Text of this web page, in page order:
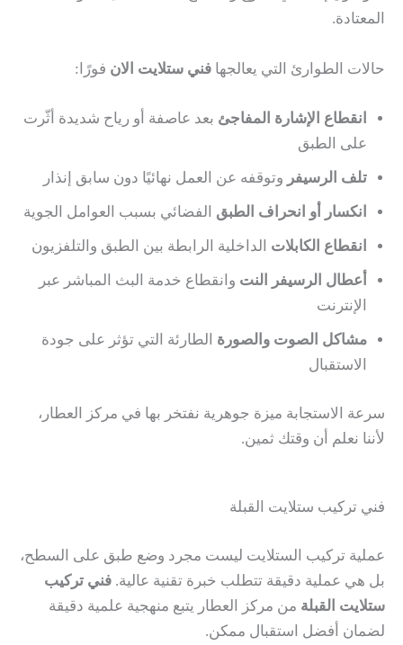
المعتادة.
حالات الطوارئ التي يعالجها فني ستلايت الان فورًا:
انقطاع الإشارة المفاجئ بعد عاصفة أو رياح شديدة أثّرت
على الطبق
تلف الرسيفر وتوقفه عن العمل نهائيًا دون سابق إنذار
انكسار أو انحراف الطبق الفضائي بسبب العوامل الجوية
انقطاع الكابلات الداخلية الرابطة بين الطبق والتلفزيون
أعطال الرسيفر النت وانقطاع خدمة البث المباشر عبر
الإنترنت
مشاكل الصوت والصورة الطارئة التي تؤثر على جودة
الاستقبال
سرعة الاستجابة ميزة جوهرية نفتخر بها في مركز العطار،
لأننا نعلم أن وقتك ثمين.
فني تركيب ستلايت القبلة
عملية تركيب الستلايت ليست مجرد وضع طبق على السطح،
بل هي عملية دقيقة تتطلب خبرة تقنية عالية. فني تركيب
ستلايت القبلة من مركز العطار يتبع منهجية علمية دقيقة
لضمان أفضل استقبال ممكن.